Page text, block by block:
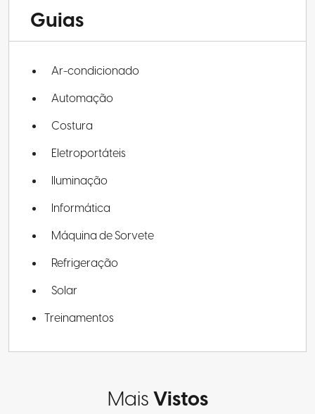
Guias
Ar-condicionado
Automação
Costura
Eletroportáteis
Iluminação
Informática
Máquina de Sorvete
Refrigeração
Solar
Treinamentos
MaisVistos